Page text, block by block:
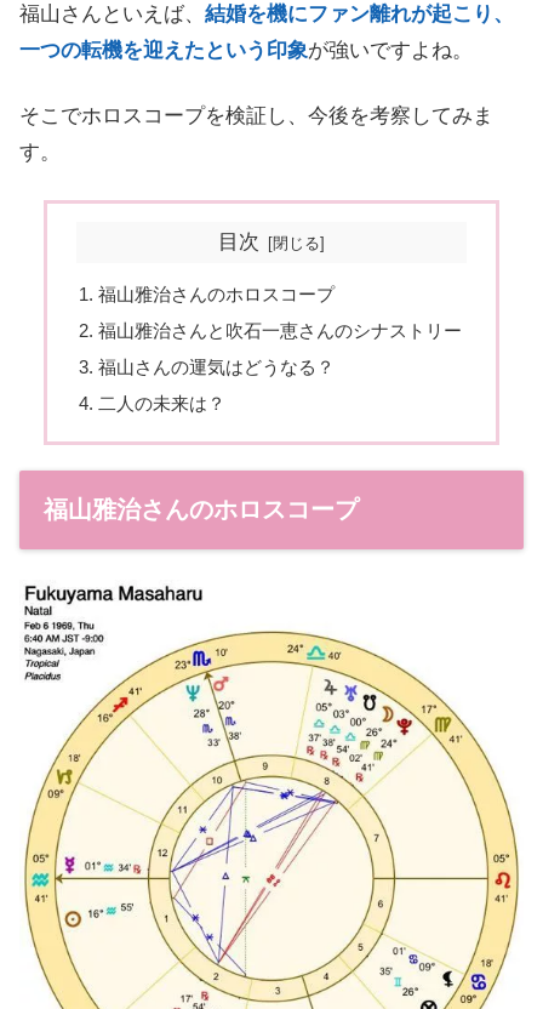
福山さんといえば、 結婚を機にファン離れが起こり、
一つの転機を迎えたという印象が強いですよね。
そこでホロスコープを検証し、今後を考察してみま
す。
目次
福山雅治さんのホロスコープ
福山雅治さんと吹石一恵さんのシナストリー
福山さんの運気はどうなる？
二人の未来は？
福山雅治さんのホロスコープ